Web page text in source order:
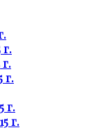
г.
г.
г.
г.